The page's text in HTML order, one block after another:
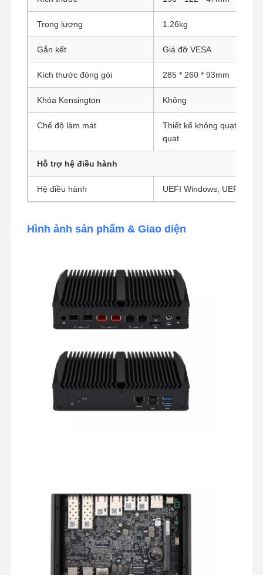
Trọng lượng 1.26kg
Gắn kết Giá đỡ VESA
Kích thước đóng gói 285 * 260 * 93mm
Khóa Kensington Không
Chế độ làm mát
Thiết kế không quạt, Làm
quạt
Hỗ trợ hệ điều hành
Hệ điều hành UEFI Windows, UEFI Linux
Hình ảnh sản phẩm & Giao diện